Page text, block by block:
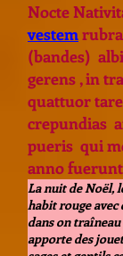
Nocte
vestem
(bandes)
gerens , in
quattuor
crepundias
pueris qui
anno fuerunt
La nuit de Noël,
habit rouge avec
dans on
apporte des